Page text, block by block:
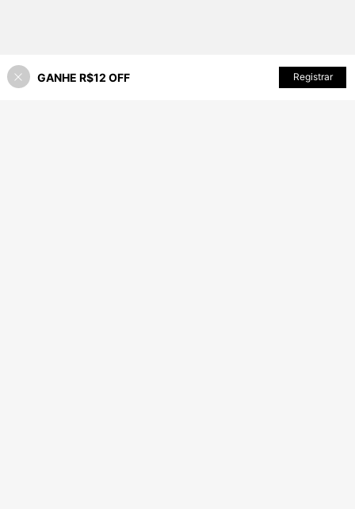
ADICIONAR AO CARRINHO
GANHE R$12 OFF Registrar